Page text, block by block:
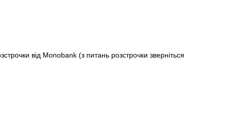
від Monobank (з питань розстрочки зверніться